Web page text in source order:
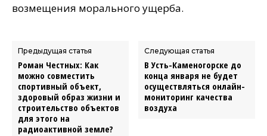
возмещения морального ущерба.
Предыдущая статья
Роман Честных: Как
можно совместить
спортивный объект,
здоровый образ жизни и
строительство объектов
для этого на
радиоактивной земле?
Следующая статья
В Усть-Каменогорске до
конца января не будет
осуществляться онлайн-
мониторинг качества
воздуха